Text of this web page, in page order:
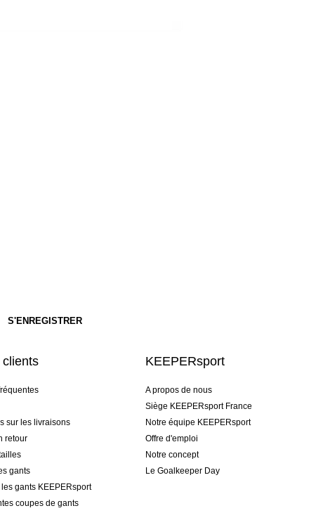
sur les livraisons
retour
gants
gants KEEPERsport
coupes de gants
KEEPERsport
A propos de nous
Siège KEEPERsport France
Notre équipe KEEPERsport
Offre d'emploi
Notre concept
Le Goalkeeper Day